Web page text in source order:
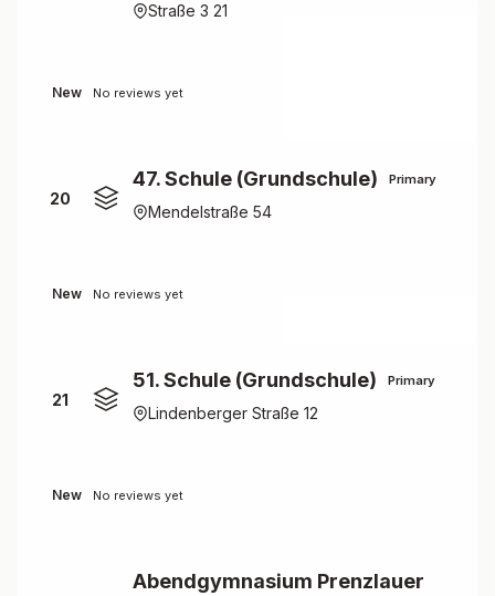
Straße 3 21
New No reviews yet
20
47. Schule (Grundschule) Primary
Mendelstraße 54
New No reviews yet
21
51. Schule (Grundschule) Primary
Lindenberger Straße 12
New No reviews yet
Abendgymnasium Prenzlauer